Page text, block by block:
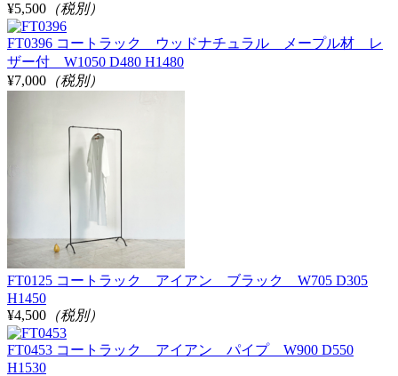
¥5,500 （税別）
FT0396 コートラック ウッドナチュラル メープル材 レ
ザー付 W1050 D480 H1480
¥7,000 （税別）
FT0125 コートラック アイアン ブラック W705 D305
H1450
¥4,500 （税別）
FT0453 コートラック アイアン パイプ W900 D550
H1530